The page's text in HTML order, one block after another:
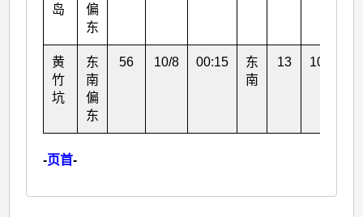
岛
偏
东
黄
竹
坑
东
南
偏
东
56 10/8 00:15
东
南
13 10/8
-页首-